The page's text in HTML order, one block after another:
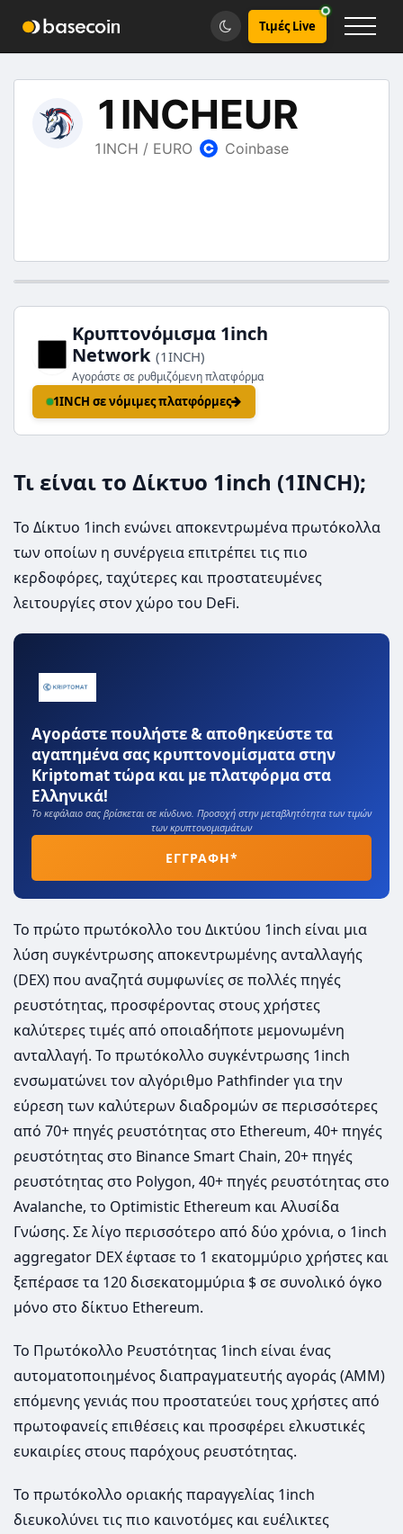
Τιμές Live
Κρυπτονόμισμα 1inch
Network (1INCH)
Αγοράστε σε ρυθμιζόμενη πλατφόρμα
1INCH σε νόμιμες πλατφόρμες
Τι είναι το Δίκτυο 1inch (1INCH);
Το Δίκτυο 1inch ενώνει αποκεντρωμένα πρωτόκολλα
των οποίων η συνέργεια επιτρέπει τις πιο
κερδοφόρες, ταχύτερες και προστατευμένες
λειτουργίες στον χώρο του DeFi.
Αγοράστε πουλήστε & αποθηκεύστε τα
αγαπημένα σας κρυπτονομίσματα στην
Kriptomat τώρα και με πλατφόρμα στα
Ελληνικά!
Το κεφάλαιο σας βρίσκεται σε κίνδυνο. Προσοχή στην μεταβλητότητα των τιμών
των κρυπτονομισμάτων
ΕΓΓΡΑΦΗ*
Το πρώτο πρωτόκολλο του Δικτύου 1inch είναι μια
λύση συγκέντρωσης αποκεντρωμένης ανταλλαγής
(DEX) που αναζητά συμφωνίες σε πολλές πηγές
ρευστότητας, προσφέροντας στους χρήστες
καλύτερες τιμές από οποιαδήποτε μεμονωμένη
ανταλλαγή. Το πρωτόκολλο συγκέντρωσης 1inch
ενσωματώνει τον αλγόριθμο Pathfinder για την
εύρεση των καλύτερων διαδρομών σε περισσότερες
από 70+ πηγές ρευστότητας στο Ethereum, 40+ πηγές
ρευστότητας στο Binance Smart Chain, 20+ πηγές
ρευστότητας στο Polygon, 40+ πηγές ρευστότητας στο
Avalanche, το Optimistic Ethereum και Αλυσίδα
Γνώσης. Σε λίγο περισσότερο από δύο χρόνια, ο 1inch
aggregator DEX έφτασε το 1 εκατομμύριο χρήστες και
ξεπέρασε τα 120 δισεκατομμύρια $ σε συνολικό όγκο
μόνο στο δίκτυο Ethereum.
Το Πρωτόκολλο Ρευστότητας 1inch είναι ένας
αυτοματοποιημένος διαπραγματευτής αγοράς (AMM)
επόμενης γενιάς που προστατεύει τους χρήστες από
πρωτοφανείς επιθέσεις και προσφέρει ελκυστικές
ευκαιρίες στους παρόχους ρευστότητας.
Το πρωτόκολλο οριακής παραγγελίας 1inch
διευκολύνει τις πιο καινοτόμες και ευέλικτες